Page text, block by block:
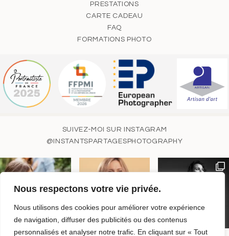
Nous respectons votre vie privée.
Nous utilisons des cookies pour améliorer votre expérience
de navigation, diffuser des publicités ou des contenus
personnalisés et analyser notre trafic. En cliquant sur « Tout
PRESTATIONS
CARTE CADEAU
FAQ
FORMATIONS PHOTO
SUIVEZ-MOI SUR INSTAGRAM
@INSTANTSPARTAGESPHOTOGRAPHY